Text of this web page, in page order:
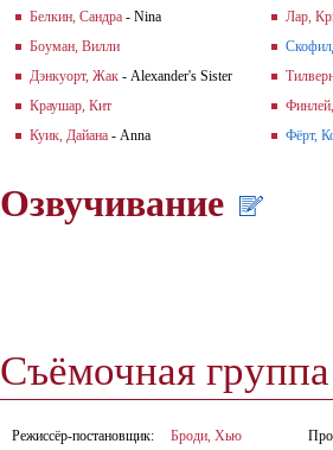
Белкин, Сандра - Nina
Боуман, Вилли
Дэнкуорт, Жак - Alexander's Sister
Краушар, Кит
Куик, Дайана - Anna
Лар,
Фёрт,
Озвучивание
Съёмочная
Режиссёр-постановщик:
Броди, Хью